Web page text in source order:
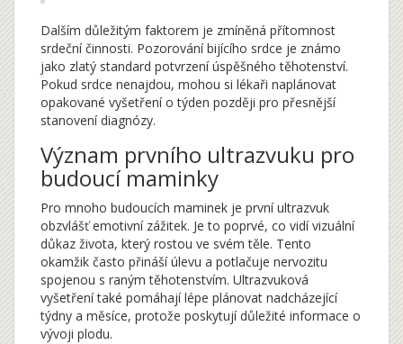
Dalším důležitým faktorem je zmíněná přítomnost
srdeční činnosti. Pozorování bijícího srdce je známo
jako zlatý standard potvrzení úspěšného těhotenství.
Pokud srdce nenajdou, mohou si lékaři naplánovat
opakované vyšetření o týden později pro přesnější
stanovení diagnózy.
Význam prvního ultrazvuku pro
budoucí maminky
Pro mnoho budoucích maminek je první ultrazvuk
obzvlášť emotivní zážitek. Je to poprvé, co vidí vizuální
důkaz života, který rostou ve svém těle. Tento
okamžik často přináší úlevu a potlačuje nervozitu
spojenou s raným těhotenstvím. Ultrazvuková
vyšetření také pomáhají lépe plánovat nadcházející
týdny a měsíce, protože poskytují důležité informace o
vývoji plodu.